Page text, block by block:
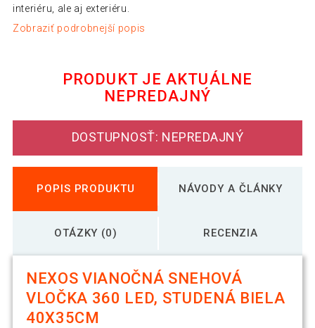
interiéru, ale aj exteriéru.
Zobraziť podrobnejší popis
PRODUKT JE AKTUÁLNE
NEPREDAJNÝ
DOSTUPNOSŤ: NEPREDAJNÝ
POPIS PRODUKTU NÁVODY A ČLÁNKY
OTÁZKY (0) RECENZIA
NEXOS VIANOČNÁ SNEHOVÁ
VLOČKA 360 LED, STUDENÁ BIELA
40X35CM